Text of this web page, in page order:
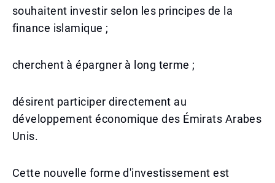
souhaitent investir selon les principes de la
finance islamique ;
cherchent à épargner à long terme ;
désirent participer directement au
développement économique des Émirats Arabes
Unis.
Cette nouvelle forme d'investissement est